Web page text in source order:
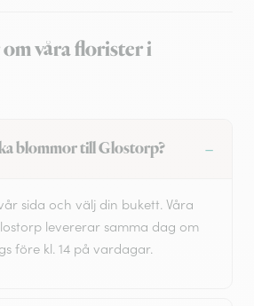
våra florister i
blommor till Glostorp?
sida och välj din bukett. Våra
levererar samma dag om
före kl. 14 på vardagar.